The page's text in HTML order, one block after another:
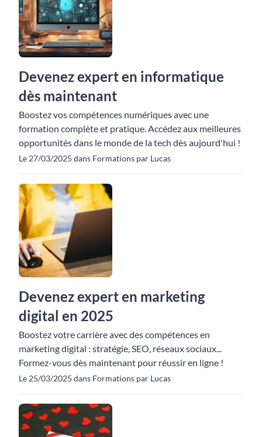
Devenez expert en informatique
dès maintenant
Boostez vos compétences numériques avec une
formation complète et pratique. Accédez aux meilleures
opportunités dans le monde de la tech dès aujourd'hui !
Le 27/03/2025 dans Formations par Lucas
Devenez expert en marketing
digital en 2025
Boostez votre carrière avec des compétences en
marketing digital : stratégie, SEO, réseaux sociaux...
Formez-vous dès maintenant pour réussir en ligne !
Le 25/03/2025 dans Formations par Lucas